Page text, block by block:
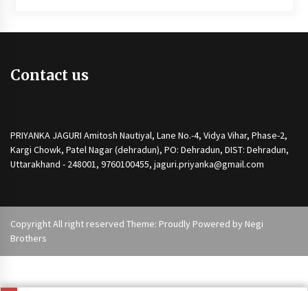
Contact us
PRIYANKA JAGURI Amitosh Nautiyal, Lane No.-4, Vidya Vihar, Phase-2,
Kargi Chowk, Patel Nagar (dehradun), PO: Dehradun, DIST: Dehradun,
Uttarakhand - 248001, 9760100455, jaguri.priyanka@gmail.com
Copyright All right reserved Theme: Proudly Powered by Negi
Brothers